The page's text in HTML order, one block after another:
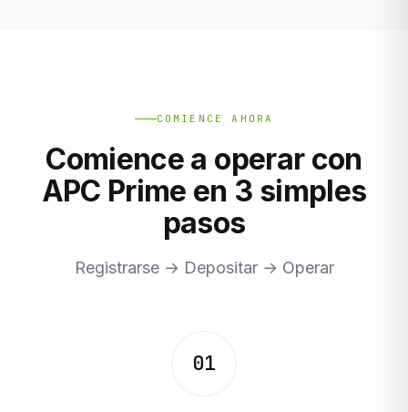
COMIENCE AHORA
Comience a operar con
APC Prime en 3 simples
pasos
Registrarse → Depositar → Operar
01